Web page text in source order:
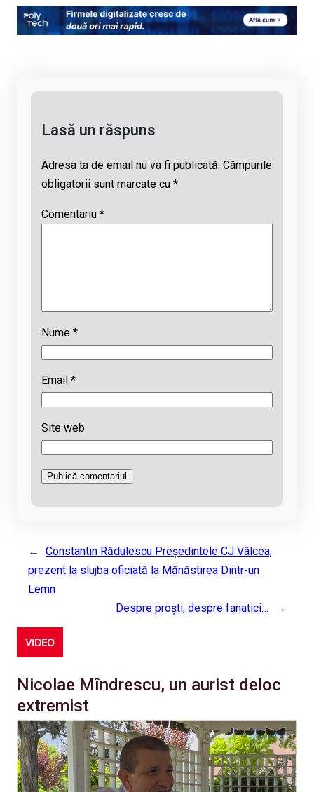
py
Li
ce
b
at
s
e
a
ail
Lasă un răspuns
Adresa ta de email nu va fi publicată. Câmpurile
obligatorii sunt marcate cu *
Comentariu *
Nume *
Email *
Site web
←
Constantin Rădulescu Președintele CJ Vâlcea,
prezent la slujba oficiată la Mănăstirea Dintr-un
Lemn
Despre proști, despre fanatici…
→
VIDEO
Nicolae Mîndrescu, un aurist deloc
extremist